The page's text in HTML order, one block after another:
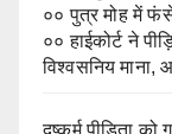
०० पुत्र मोह में फंसे
०० हाईकोर्ट ने
विश्वसनिय माना,
दुष्कर्म पीड़िता